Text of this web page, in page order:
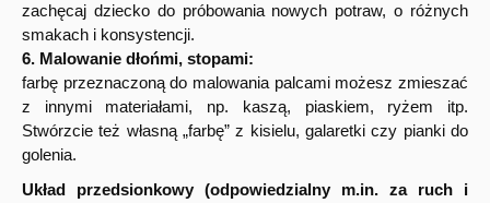
zachęcaj dziecko do próbowania nowych potraw, o różnych
smakach i konsystencji.
6. Malowanie dłońmi, stopami:
farbę przeznaczoną do malowania palcami możesz zmieszać
z innymi materiałami, np. kaszą, piaskiem, ryżem itp.
Stwórzcie też własną „farbę” z kisielu, galaretki czy pianki do
golenia.
Układ przedsionkowy (odpowiedzialny m.in. za ruch i